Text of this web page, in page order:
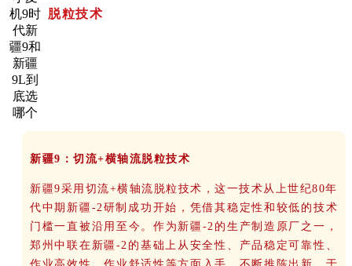
脱粒技术
新疆9：切流+横轴流脱粒技术
新疆9采用切流+横轴流脱粒技术，这一技术从上世纪80年
代中期新疆-2研制成功开始，凭借其稳定性和较低的技术
门槛一直被沿用至今。作为新疆-2的生产制造原厂之一，
郑州中联在新疆-2的基础上从安全性、产品稳定可靠性、